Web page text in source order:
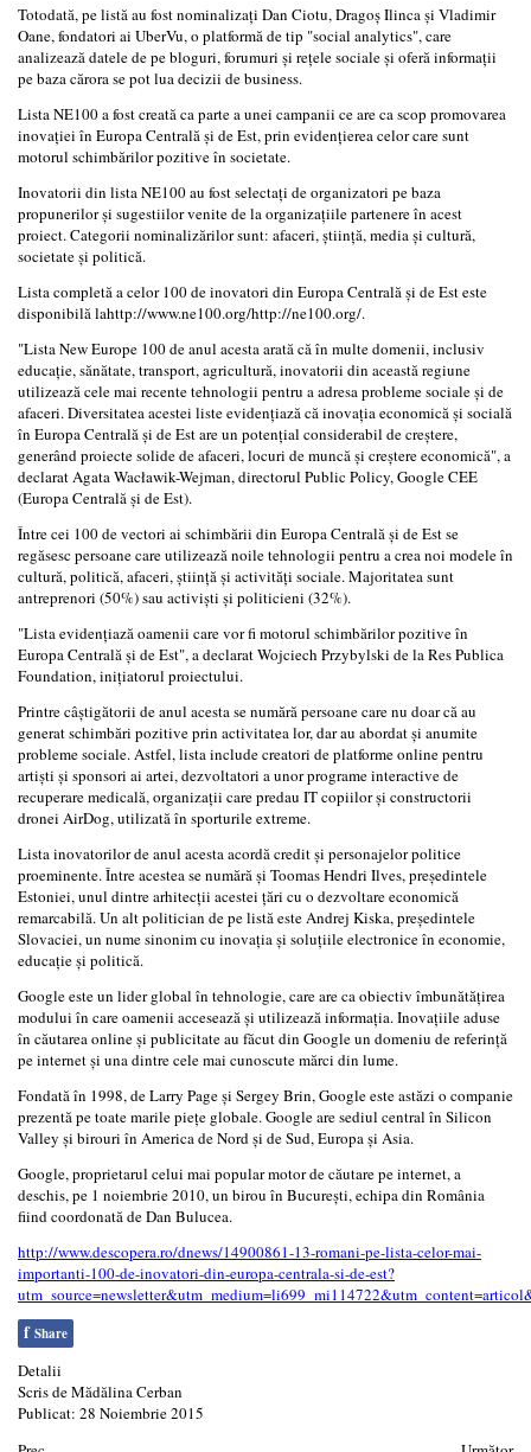
Totodată, pe listă au fost nominalizaţi Dan Ciotu, Dragoş Ilinca şi Vladimir
Oane, fondatori ai UberVu, o platformă de tip "social analytics", care
analizează datele de pe bloguri, forumuri şi reţele sociale şi oferă informaţii
pe baza cărora se pot lua decizii de business.
Lista NE100 a fost creată ca parte a unei campanii ce are ca scop promovarea
inovaţiei în Europa Centrală şi de Est, prin evidenţierea celor care sunt
motorul schimbărilor pozitive în societate.
Inovatorii din lista NE100 au fost selectaţi de organizatori pe baza
propunerilor şi sugestiilor venite de la organizaţiile partenere în acest
proiect. Categorii nominalizărilor sunt: afaceri, ştiinţă, media şi cultură,
societate şi politică.
Lista completă a celor 100 de inovatori din Europa Centrală şi de Est este
disponibilă lahttp://www.ne100.org/http://ne100.org/.
"Lista New Europe 100 de anul acesta arată că în multe domenii, inclusiv
educaţie, sănătate, transport, agricultură, inovatorii din această regiune
utilizează cele mai recente tehnologii pentru a adresa probleme sociale şi de
afaceri. Diversitatea acestei liste evidenţiază că inovaţia economică şi socială
în Europa Centrală şi de Est are un potenţial considerabil de creştere,
generând proiecte solide de afaceri, locuri de muncă şi creştere economică", a
declarat Agata Wacławik-Wejman, directorul Public Policy, Google CEE
(Europa Centrală şi de Est).
Între cei 100 de vectori ai schimbării din Europa Centrală şi de Est se
regăsesc persoane care utilizează noile tehnologii pentru a crea noi modele în
cultură, politică, afaceri, ştiinţă şi activităţi sociale. Majoritatea sunt
antreprenori (50%) sau activişti şi politicieni (32%).
"Lista evidenţiază oamenii care vor fi motorul schimbărilor pozitive în
Europa Centrală şi de Est", a declarat Wojciech Przybylski de la Res Publica
Foundation, iniţiatorul proiectului.
Printre câştigătorii de anul acesta se numără persoane care nu doar că au
generat schimbări pozitive prin activitatea lor, dar au abordat şi anumite
probleme sociale. Astfel, lista include creatori de platforme online pentru
artişti şi sponsori ai artei, dezvoltatori a unor programe interactive de
recuperare medicală, organizaţii care predau IT copiilor şi constructorii
dronei AirDog, utilizată în sporturile extreme.
Lista inovatorilor de anul acesta acordă credit şi personajelor politice
proeminente. Între acestea se numără şi Toomas Hendri Ilves, preşedintele
Estoniei, unul dintre arhitecţii acestei ţări cu o dezvoltare economică
remarcabilă. Un alt politician de pe listă este Andrej Kiska, preşedintele
Slovaciei, un nume sinonim cu inovaţia şi soluţiile electronice în economie,
educaţie şi politică.
Google este un lider global în tehnologie, care are ca obiectiv îmbunătăţirea
modului în care oamenii accesează şi utilizează informaţia. Inovaţiile aduse
în căutarea online şi publicitate au făcut din Google un domeniu de referinţă
pe internet şi una dintre cele mai cunoscute mărci din lume.
Fondată în 1998, de Larry Page şi Sergey Brin, Google este astăzi o companie
prezentă pe toate marile pieţe globale. Google are sediul central în Silicon
Valley şi birouri în America de Nord şi de Sud, Europa şi Asia.
Google, proprietarul celui mai popular motor de căutare pe internet, a
deschis, pe 1 noiembrie 2010, un birou în Bucureşti, echipa din România
fiind coordonată de Dan Bulucea.
http://www.descopera.ro/dnews/14900861-13-romani-pe-lista-celor-mai-
importanti-100-de-inovatori-din-europa-centrala-si-de-est?
f Share
Detalii
Scris deMădălina Cerban
Publicat: 28 Noiembrie 2015